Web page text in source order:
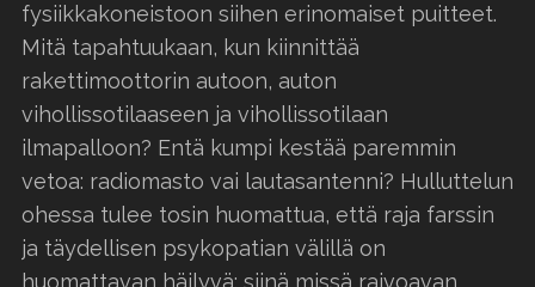
fysiikkakoneistoon siihen erinomaiset puitteet.
Mitä tapahtuukaan, kun kiinnittää
rakettimoottorin autoon, auton
vihollissotilaaseen ja vihollissotilaan
ilmapalloon? Entä kumpi kestää paremmin
vetoa: radiomasto vai lautasantenni? Hulluttelun
ohessa tulee tosin huomattua, että raja farssin
ja täydellisen psykopatian välillä on